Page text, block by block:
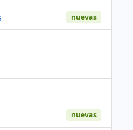
nuevas
nuevas